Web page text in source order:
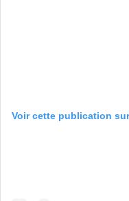
Voir cette publication